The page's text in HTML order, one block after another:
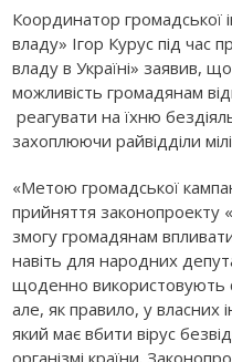
Координатор громадської
владу» Ігор Курус під час
владу в Україні» заявив,
можливість громадянам
реагувати на їхню
захоплюючи райвідділи
«Метою громадської
прийняття законопроекту
змогу громадянам
навіть для народних
щоденно використовують
але, як правило, у власних
який має вбити вірус
організмі країни.